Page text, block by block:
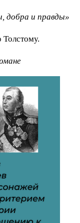
добра и правды»